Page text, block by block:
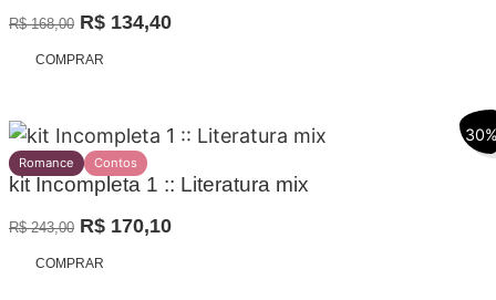
R$168,00 O
preço
R$ 168,00.
R$ 134,40O
R$ 134,40.
COMPRAR
Contos
Romance
kit Incompleta 1 :: Literatura mix
R$243,00 O
preço
R$ 170,10O
COMPRAR